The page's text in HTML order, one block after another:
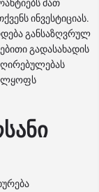
მათ
ინვესტიციას.
განსაზღვრულ
გადასახადის